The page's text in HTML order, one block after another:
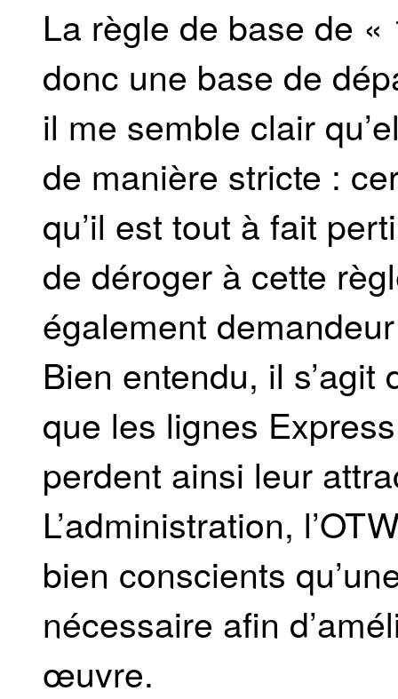
La règle de base de
donc une base de
il me semble clair
de manière stricte :
qu’il est tout à fait
de déroger à cette
également
Bien entendu, il s’agit
que les lignes
perdent ainsi leur
L’administration,
bien conscients
nécessaire afin
œuvre.